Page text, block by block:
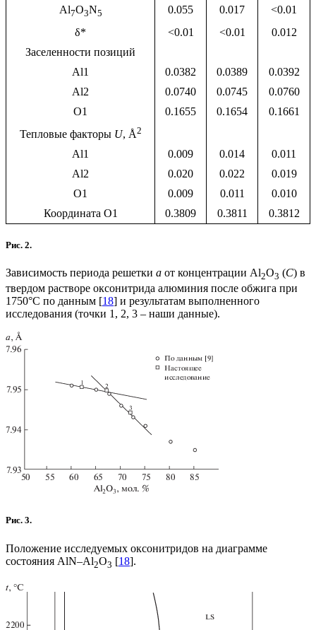
Al7O3N5 0.055 0.017
<0.01
δ*
<0.01 <0.01
0.012
Заселенности позиций
Al1
0.0382 0.0389
0.0392
Al2
0.0740 0.0745
0.0760
O1
0.1655 0.1654
0.1661
Тепловые факторы U, Å2
Al1 0.009 0.014
0.011
Al2
0.020 0.022
0.019
O1
0.009 0.011
0.010
Координата O1
0.3809 0.3811 0.3812
Рис. 2.
Зависимость периода решетки a от концентрации Al2O3 (C) в
твердом растворе оксонитрида алюминия после обжига при
1750°С по данным [18] и результатам выполненного
исследования (точки 1, 2, 3 – наши данные).
Рис. 3.
Положение исследуемых оксонитридов на диаграмме
состояния AlN–Al2O3 [18].